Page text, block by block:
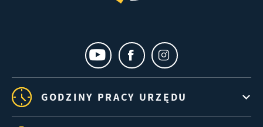
GODZINY PRACY URZĘDU